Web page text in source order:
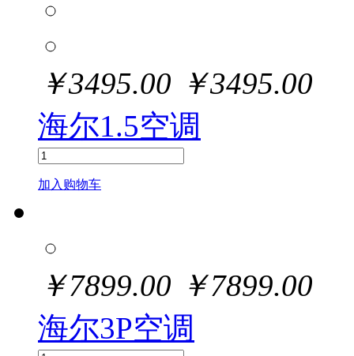
￥3495.00 ￥3495.00
海尔1.5空调
加入购物车
￥7899.00 ￥7899.00
海尔3P空调